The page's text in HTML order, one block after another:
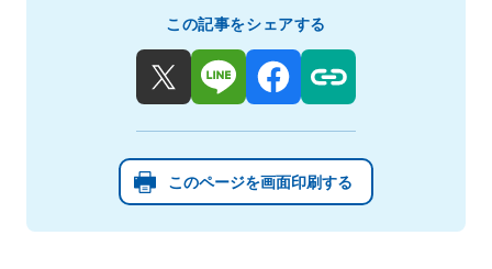
このページを画面印刷する
この記事をシェアする